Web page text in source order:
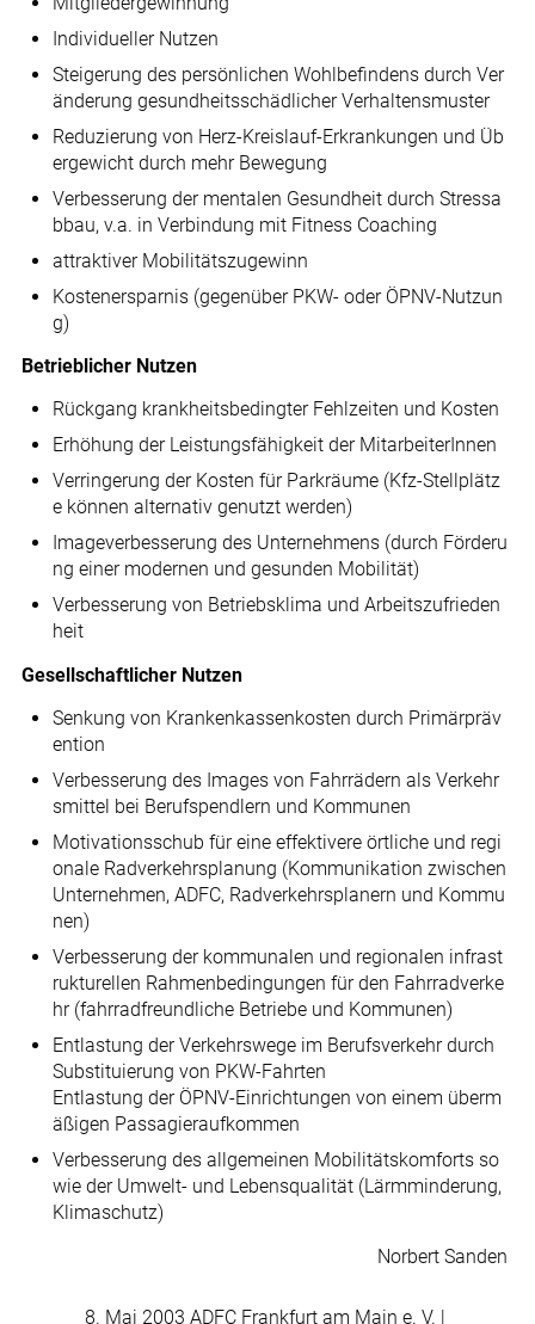
Individueller Nutzen
Steigerung des persönlichen Wohlbefindens durch Ver
änderung gesundheitsschädlicher Verhaltensmuster
Reduzierung von Herz-Kreislauf-Erkrankungen und Üb
ergewicht durch mehr Bewegung
Verbesserung der mentalen Gesundheit durch Stressa
bbau, v.a. in Verbindung mit Fitness Coaching
attraktiver Mobilitätszugewinn
Kostenersparnis (gegenüber PKW- oder ÖPNV-Nutzun
g)
Betrieblicher Nutzen
Rückgang krankheitsbedingter Fehlzeiten und Kosten
Erhöhung der Leistungsfähigkeit der MitarbeiterInnen
Verringerung der Kosten für Parkräume (Kfz-Stellplätz
e können alternativ genutzt werden)
Imageverbesserung des Unternehmens (durch Förderu
ng einer modernen und gesunden Mobilität)
Verbesserung von Betriebsklima und Arbeitszufrieden
heit
Gesellschaftlicher Nutzen
Senkung von Krankenkassenkosten durch Primärpräv
ention
Verbesserung des Images von Fahrrädern als Verkehr
smittel bei Berufspendlern und Kommunen
Motivationsschub für eine effektivere örtliche und regi
onale Radverkehrsplanung (Kommunikation zwischen
Unternehmen, ADFC, Radverkehrsplanern und Kommu
nen)
Verbesserung der kommunalen und regionalen infrast
rukturellen Rahmenbedingungen für den Fahrradverke
hr (fahrradfreundliche Betriebe und Kommunen)
Entlastung der Verkehrswege im Berufsverkehr durch
Substituierung von PKW-Fahrten
Entlastung der ÖPNV-Einrichtungen von einem überm
äßigen Passagieraufkommen
Verbesserung des allgemeinen Mobilitätskomforts so
wie der Umwelt- und Lebensqualität (Lärmminderung,
Klimaschutz)
Norbert Sanden
8. Mai 2003 ADFC Frankfurt am Main e. V. |